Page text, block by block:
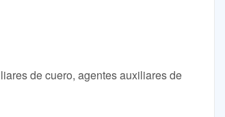
de cuero, agentes auxiliares de